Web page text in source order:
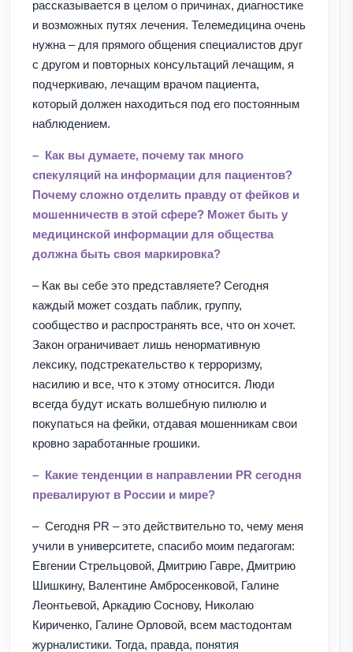
рассказывается в целом о причинах, диагностике
и возможных путях лечения. Телемедицина очень
нужна – для прямого общения специалистов друг
с другом и повторных консультаций лечащим, я
подчеркиваю, лечащим врачом пациента,
который должен находиться под его постоянным
наблюдением.
– Как вы думаете, почему так много
спекуляций на информации для пациентов?
Почему сложно отделить правду от фейков и
мошенничеств в этой сфере? Может быть у
медицинской информации для общества
должна быть своя маркировка?
– Как вы себе это представляете? Сегодня
каждый может создать паблик, группу,
сообщество и распространять все, что он хочет.
Закон ограничивает лишь ненормативную
лексику, подстрекательство к терроризму,
насилию и все, что к этому относится. Люди
всегда будут искать волшебную пилюлю и
покупаться на фейки, отдавая мошенникам свои
кровно заработанные грошики.
– Какие тенденции в направлении PR сегодня
превалируют в России и мире?
– Сегодня PR – это действительно то, чему меня
учили в университете, спасибо моим педагогам:
Евгении Стрельцовой, Дмитрию Гавре, Дмитрию
Шишкину, Валентине Амбросенковой, Галине
Леонтьевой, Аркадию Соснову, Николаю
Кириченко, Галине Орловой, всем мастодонтам
журналистики. Тогда, правда, понятия